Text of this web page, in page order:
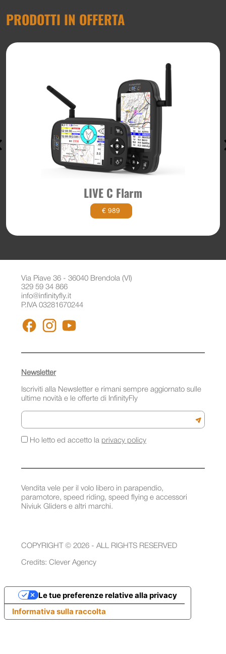
PRODOTTI IN OFFERTA
LIVE C Flarm
€ 989
Via Piave 36 - 36040 Brendola (VI)
329 59 34 866
info@infinityfly.it
P.IVA 03281670244
FACEBOOKINSTAGRAM
Vendita vele per il volo libero in parapendio,
paramotore, speed riding, speed flying e accessori
Niviuk Gliders e altri marchi.
Newsletter
Iscriviti alla Newsletter e rimani sempre aggiornato sulle
ultime novità e le offerte di InfinityFly
Email
Iscriviti
Ho letto ed accetto la privacy policy
COPYRIGHT © 2026 - ALL RIGHTS RESERVED
Credits: Clever Agency
Informativa sulla raccolta
Le tue preferenze relative alla privacy